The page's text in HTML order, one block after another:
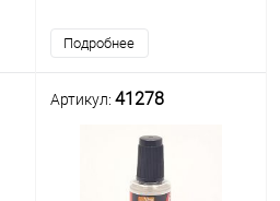
компонентов,в частности BGA,
SMD
Подробнее
Артикул: 41278